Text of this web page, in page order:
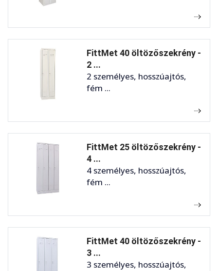
FittMet 40 öltözőszekrény -
2 ...
2 személyes, hosszúajtós,
fém ...
FittMet 25 öltözőszekrény -
4 ...
4 személyes, hosszúajtós,
fém ...
FittMet 40 öltözőszekrény -
3 ...
3 személyes, hosszúajtós,